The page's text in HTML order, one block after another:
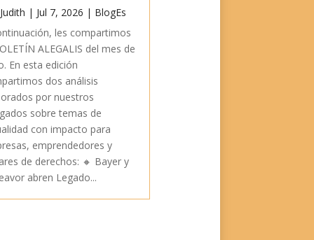
Judith | Jul 7, 2026 | BlogEs
les compartimos
ALEGALIS del mes de
En esta edición
dos análisis
por nuestros
sobre temas de
con impacto para
emprendedores y
de derechos: 🔸 Bayer y
abren Legado...